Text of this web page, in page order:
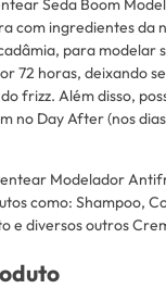
Seda Boom
com ingredientes da
para modelar
72 horas, deixando
frizz. Além disso,
no Day After (nos
Modelador
como: Shampoo,
e diversos outros